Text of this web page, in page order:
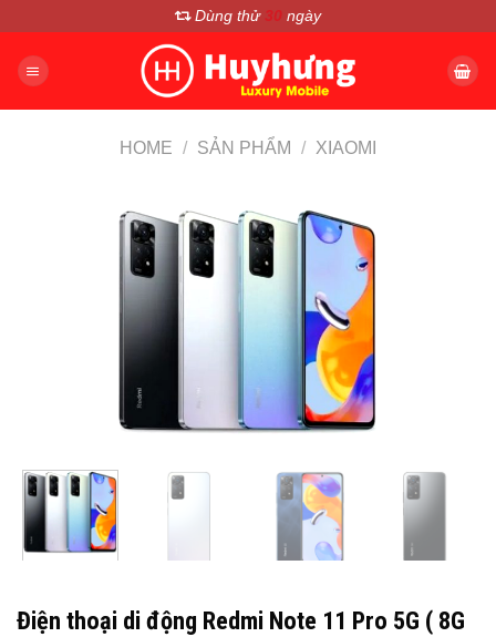
nội
Dùng thử 30 ngày
HOME / SẢN PHẨM / XIAOMI
Điện thoại di động Redmi Note 11 Pro 5G ( 8G